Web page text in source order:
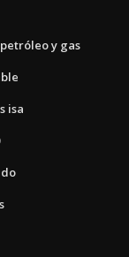
y gas
isa